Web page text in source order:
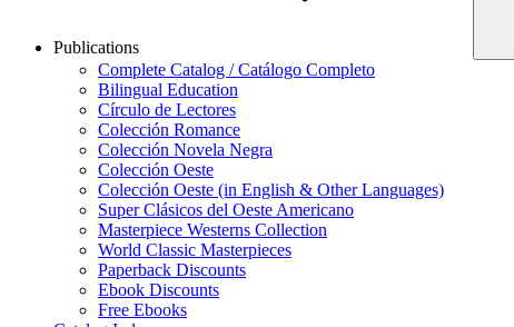
Publications
Complete Catalog / Catálogo Completo
Bilingual Education
Círculo de Lectores
Colección Romance
Colección Novela Negra
Colección Oeste
Colección Oeste (in English & Other Languages)
Super Clásicos del Oeste Americano
Masterpiece Westerns Collection
World Classic Masterpieces
Paperback Discounts
Ebook Discounts
Free Ebooks